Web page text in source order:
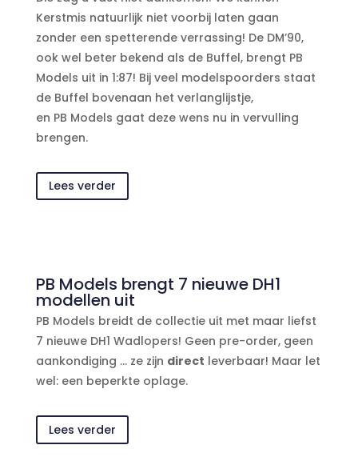
Kerstmis natuurlijk niet voorbij laten gaan
zonder een spetterende verrassing! De DM’90,
ook wel beter bekend als de Buffel, brengt PB
Models uit in 1:87! Bij veel modelspoorders staat
de Buffel bovenaan het verlanglijstje,
en PB Models gaat deze wens nu in vervulling
brengen.
Lees verder
PB Models brengt 7 nieuwe DH1
modellen uit
PB Models breidt de collectie uit met maar liefst
7 nieuwe DH1 Wadlopers! Geen pre-order, geen
aankondiging … ze zijn direct leverbaar! Maar let
wel: een beperkte oplage.
Lees verder